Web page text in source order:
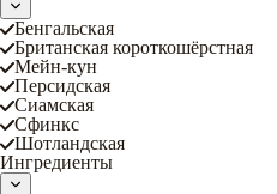
Бенгальская
Британская короткошёрстная
Мейн-кун
Персидская
Сиамская
Сфинкс
Шотландская
Ингредиенты